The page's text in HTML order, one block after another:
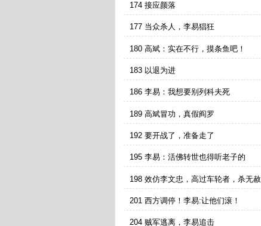
174 接应颜落
177 当众杀人，李易猖狂
180 高斌：实在不行，摸条鱼吧！
183 以退为进
186 李易：我想要别列科夫死
189 高斌冒功，真假阎罗
192 要开战了，准备走了
195 李易：活佛转世也得听老子的
198 效仿李文忠，高过车轮者，杀无赦
201 西方调停！李易:让他们滚！
204 贼军逃离，李易追击